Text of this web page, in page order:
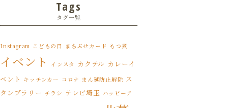
2022年3月(8)
2022年2月(1)
2022年1月(7)
2021年12月(12)
Tags
タグ一覧
Instagram こどもの日 まちぶせカード もつ煮
イベント インスタ カクテル カレーイ
ベント キッチンカー コロナ まん延防止解除 ス
タンプラリー チラシ テレビ埼玉 ハッピーア